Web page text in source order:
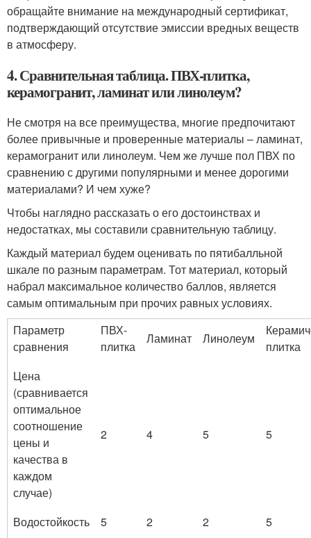
обращайте внимание на международный сертификат,
подтверждающий отсутствие эмиссии вредных веществ
в атмосферу.
4. Сравнительная таблица. ПВХ-плитка,
керамогранит, ламинат или линолеум?
Не смотря на все преимущества, многие предпочитают
более привычные и проверенные материалы – ламинат,
керамогранит или линолеум. Чем же лучше пол ПВХ по
сравнению с другими популярными и менее дорогими
материалами? И чем хуже?
Чтобы наглядно рассказать о его достоинствах и
недостатках, мы составили сравнительную таблицу.
Каждый материал будем оценивать по пятибалльной
шкале по разным параметрам. Тот материал, который
набрал максимальное количество баллов, является
самым оптимальным при прочих равных условиях.
Параметр
сравнения
ПВХ-
плитка
Ламинат Линолеум
плитка
Цена
(сравнивается
оптимальное
соотношение
цены и
качества в
каждом
случае)
2 4 5 5
Водостойкость 5 2 2
5